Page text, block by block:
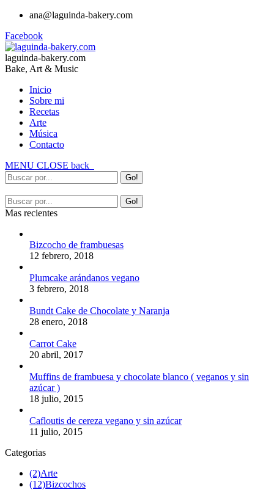
ana@laguinda-bakery.com
Facebook
laguinda-bakery.com
Bake, Art & Music
Inicio
Sobre mi
Recetas
Arte
Música
Contacto
MENU CLOSE back
Mas recientes
Bizcocho de frambuesas
12 febrero, 2018
Plumcake arándanos vegano
3 febrero, 2018
Bundt Cake de Chocolate y Naranja
28 enero, 2018
Carrot Cake
20 abril, 2017
Muffins de frambuesa y chocolate blanco ( veganos y sin
azúcar )
18 julio, 2015
Cafloutis de cereza vegano y sin azúcar
11 julio, 2015
Categorias
(2)Arte
(12)Bizcochos